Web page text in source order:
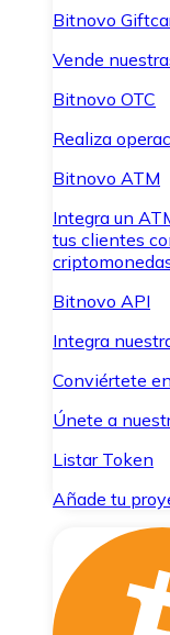
Bitnovo
Vende
Bitnovo OTC
Realiza
Bitnovo ATM
Integra un
tus clientes
Bitnovo API
Integra
Conviértete
Únete a
Listar Token
Añade tu